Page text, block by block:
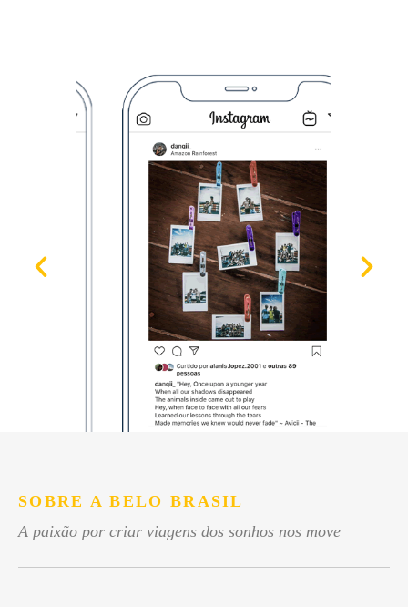
SOBRE A BELO BRASIL
A paixão por criar viagens dos sonhos nos move